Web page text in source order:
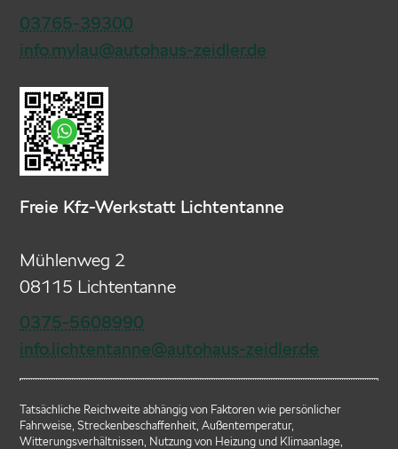
03765-39300
info.mylau@autohaus-zeidler.de
Freie Kfz-Werkstatt Lichtentanne
Mühlenweg 2
08115 Lichtentanne
0375-5608990
info.lichtentanne@autohaus-zeidler.de
Tatsächliche Reichweite abhängig von Faktoren wie persönlicher
Fahrweise, Streckenbeschaffenheit, Außentemperatur,
Witterungsverhältnissen, Nutzung von Heizung und Klimaanlage,